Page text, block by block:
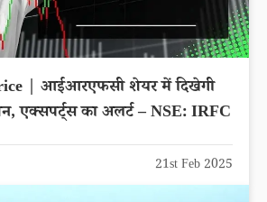
| आईआरएफसी शेयर में दिखेगी
एक्सपर्ट्स का अलर्ट – NSE: IRFC
21st Feb 2025